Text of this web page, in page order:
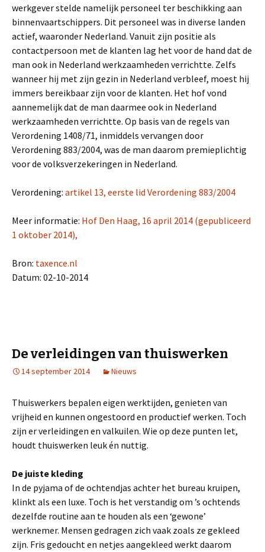
werkgever stelde namelijk personeel ter beschikking aan
binnenvaartschippers. Dit personeel was in diverse landen
actief, waaronder Nederland. Vanuit zijn positie als
contactpersoon met de klanten lag het voor de hand dat de
man ook in Nederland werkzaamheden verrichtte. Zelfs
wanneer hij met zijn gezin in Nederland verbleef, moest hij
immers bereikbaar zijn voor de klanten. Het hof vond
aannemelijk dat de man daarmee ook in Nederland
werkzaamheden verrichtte. Op basis van de regels van
Verordening 1408/71, inmiddels vervangen door
Verordening 883/2004, was de man daarom premieplichtig
voor de volksverzekeringen in Nederland.
Verordening: artikel 13, eerste lid Verordening 883/2004
Meer informatie: Hof Den Haag, 16 april 2014 (gepubliceerd
1 oktober 2014),
Bron: taxence.nl
Datum: 02-10-2014
De verleidingen van thuiswerken
14 september 2014 Nieuws
Thuiswerkers bepalen eigen werktijden, genieten van
vrijheid en kunnen ongestoord en productief werken. Toch
zijn er verleidingen en valkuilen. Wie op deze punten let,
houdt thuiswerken leuk én nuttig.
De juiste kleding
In de pyjama of de ochtendjas achter het bureau kruipen,
klinkt als een luxe. Toch is het verstandig om ’s ochtends
dezelfde routine aan te houden als een ‘gewone’
werknemer. Mensen gedragen zich vaak zoals ze gekleed
zijn. Fris gedoucht en netjes aangekleed werkt daarom